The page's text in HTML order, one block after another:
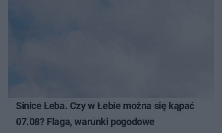
Sinice Łeba. Czy w Łebie można się kąpać
07.08? Flaga, warunki pogodowe